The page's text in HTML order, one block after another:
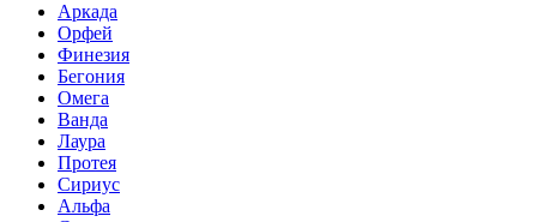
Аркада
Орфей
Финезия
Бегония
Омега
Ванда
Лаура
Протея
Сириус
Альфа